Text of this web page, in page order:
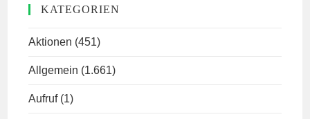
KATEGORIEN
Aktionen (451)
Allgemein (1.661)
Aufruf (1)